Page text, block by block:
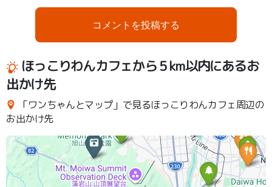
コメントを投稿する
ほっこりわんカフェから５km以内にあるお
出かけ先
「ワンちゃんとマップ」で見るほっこりわんカフェ周辺の
お出かけ先